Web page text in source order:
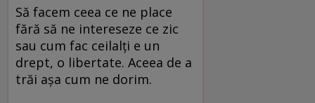
Să facem ceea ce ne place
fără să ne intereseze ce zic
sau cum fac ceilalţi e un
drept, o libertate. Aceea de a
trăi aşa cum ne dorim.